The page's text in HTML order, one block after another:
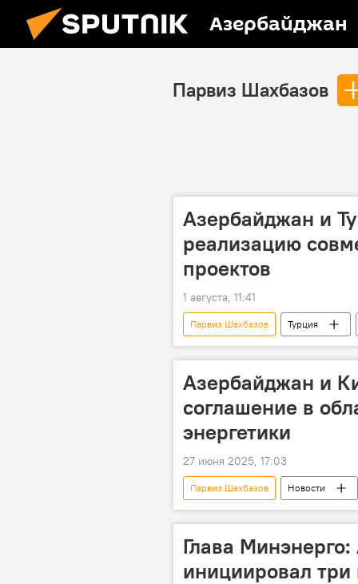
Азербайджан
Парвиз Шахбазов
Азербайджан и
реализацию
проектов
1 августа, 11:41
Парвиз Шахбазов Турция
Азербайджан и
соглашение в
энергетики
27 июня 2025, 17:03
Парвиз Шахбазов Новости
энергетика
Глава
инициировал три